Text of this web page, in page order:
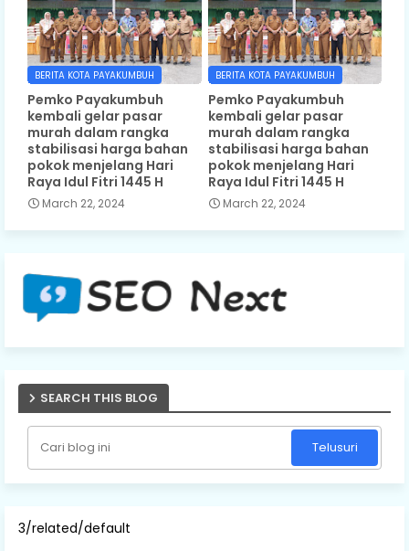
BERITA KOTA PAYAKUMBUH
Pemko Payakumbuh
kembali gelar pasar
murah dalam rangka
stabilisasi harga bahan
pokok menjelang Hari
Raya Idul Fitri 1445 H
March 22, 2024
BERITA KOTA PAYAKUMBUH
Pemko Payakumbuh
kembali gelar pasar
murah dalam rangka
stabilisasi harga bahan
pokok menjelang Hari
Raya Idul Fitri 1445 H
March 22, 2024
SEARCH THIS BLOG
3/related/default